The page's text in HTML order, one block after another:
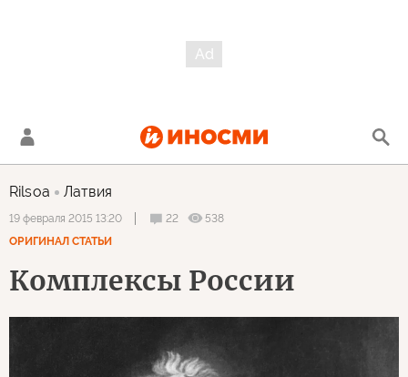
Rilsoa Латвия
19 февраля 2015 13:20 22
538
ОРИГИНАЛ СТАТЬИ
Комплексы России